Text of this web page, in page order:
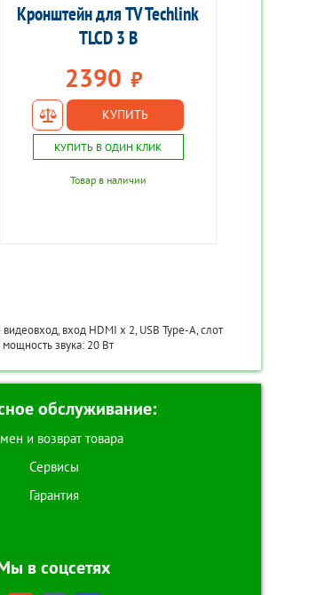
Кронштейн для TV Techlink
TLCD 3 B
2390 ₽
КУПИТЬ
КУПИТЬ В ОДИН КЛИК
Товар в наличии
вход HDMI x 2, USB Type-A, слот
звука: 20 Вт
обслуживание:
и возврат товара
Сервисы
Гарантия
в соцсетях